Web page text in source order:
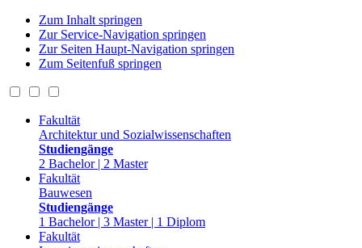
Zum Inhalt springen
Zur Service-Navigation springen
Zur Seiten Haupt-Navigation springen
Zum Seitenfuß springen
Fakultät
Architektur und Sozialwissenschaften
Studiengänge
2 Bachelor | 2 Master
Fakultät
Bauwesen
Studiengänge
1 Bachelor | 3 Master | 1 Diplom
Fakultät